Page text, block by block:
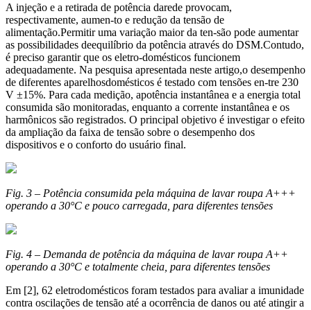
A injeção e a retirada de potência darede provocam,
respectivamente, aumen-to e redução da tensão de
alimentação.Permitir uma variação maior da ten-são pode aumentar
as possibilidades deequilíbrio da potência através do DSM.Contudo,
é preciso garantir que os eletro-domésticos funcionem
adequadamente. Na pesquisa apresentada neste artigo,o desempenho
de diferentes aparelhosdomésticos é testado com tensões en-tre 230
V ±15%. Para cada medição, apotência instantânea e a energia total
consumida são monitoradas, enquanto a corrente instantânea e os
harmônicos são registrados. O principal objetivo é investigar o efeito
da ampliação da faixa de tensão sobre o desempenho dos
dispositivos e o conforto do usuário final.
Fig. 3 – Potência consumida pela máquina de lavar roupa A+++
operando a 30°C e pouco carregada, para diferentes tensões
Fig. 4 – Demanda de potência da máquina de lavar roupa A++
operando a 30°C e totalmente cheia, para diferentes tensões
Em [2], 62 eletrodomésticos foram testados para avaliar a imunidade
contra oscilações de tensão até a ocorrência de danos ou até atingir a